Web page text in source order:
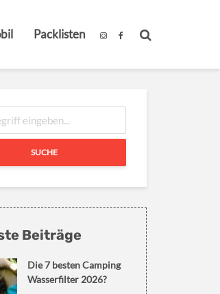
Packlisten
SUCHE
Beiträge
Die 7 besten Camping
Wasserfilter 2026?